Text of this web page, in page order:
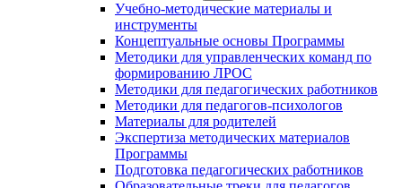
Учебно-методические материалы и
инструменты
Концептуальные основы Программы
Методики для управленческих команд по
формированию ЛРОС
Методики для педагогических работников
Методики для педагогов-психологов
Материалы для родителей
Экспертиза методических материалов
Программы
Подготовка педагогических работников